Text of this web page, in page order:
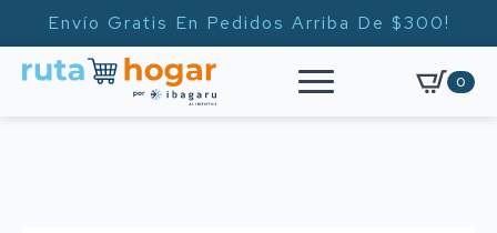
Envío Gratis En Pedidos Arriba De $300!
0